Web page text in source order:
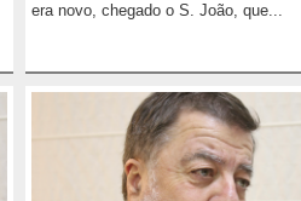
era novo, chegado o S. João, que...